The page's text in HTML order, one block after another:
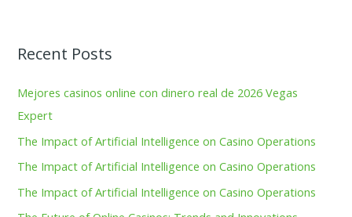
c
f
o
r
:
Recent Posts
Mejores casinos online con dinero real de 2026 Vegas
Expert
The Impact of Artificial Intelligence on Casino Operations
The Impact of Artificial Intelligence on Casino Operations
The Impact of Artificial Intelligence on Casino Operations